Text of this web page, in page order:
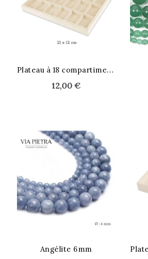
P
lateau à 18 compartiments
12,00 €
Angélite 6mm